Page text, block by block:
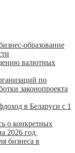
образование
валютных
по
законопроекта
в Беларуси с 1
о конкретных
2026 год
бизнеса в